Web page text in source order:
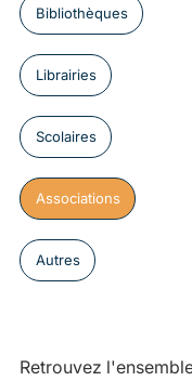
Bibliothèques
Librairies
Scolaires
Associations
Autres
Retrouvez